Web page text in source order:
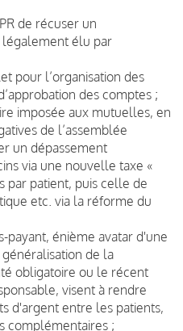
de récuser un
élu par
pour l’organisation des
des comptes ;
imposée aux mutuelles, en
de l’assemblée
un dépassement
via une nouvelle taxe «
par patient, puis celle de
etc. via la réforme du
payant, énième avatar d'une
de la
obligatoire ou le récent
visent à rendre
d'argent entre les patients,
complémentaires ;